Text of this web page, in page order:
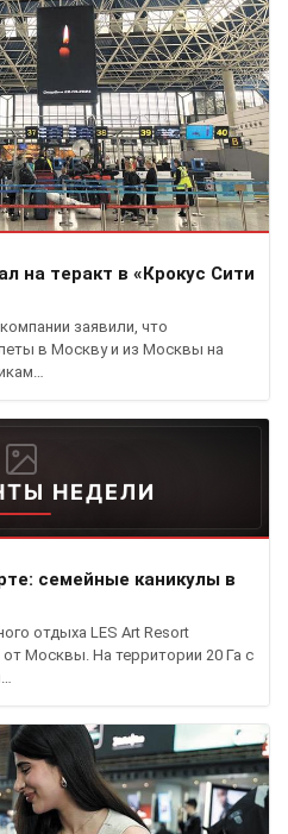
на теракт в «Крокус Сити
заявили, что
в Москву и из Москвы на
НЕДЕЛИ
семейные каникулы в
отдыха LES Art Resort
от Москвы. На территории 20 Га с